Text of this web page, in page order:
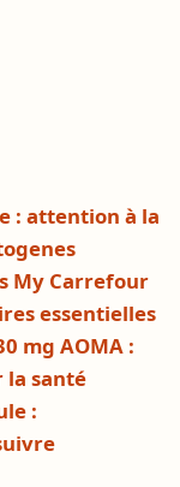
: attention à la
My Carrefour
essentielles
mg AOMA :
la santé
: